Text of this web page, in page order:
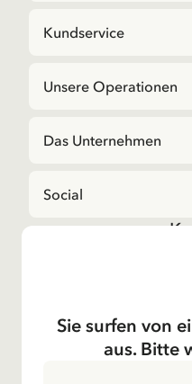
Kundservice
Unsere Operationen
Das Unternehmen
Social
Bei Fragen zu
Wenn Sie Kontakt zu
Sie surfen von
aus. Bitte